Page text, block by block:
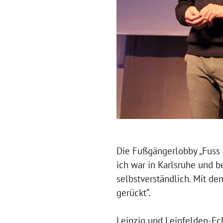
Die Fußgängerlobby
ich war in Karlsruhe und
selbstverständlich. Mit
gerückt“.
Leipzig und Leinfelden-